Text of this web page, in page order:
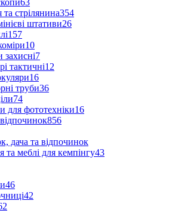
63
стрілянина354
штативи26
157
10
захисні7
тактичні12
16
труби36
74
для фототехніки16
856
дача та відпочинок
та меблі для кемпінгу43
46
42